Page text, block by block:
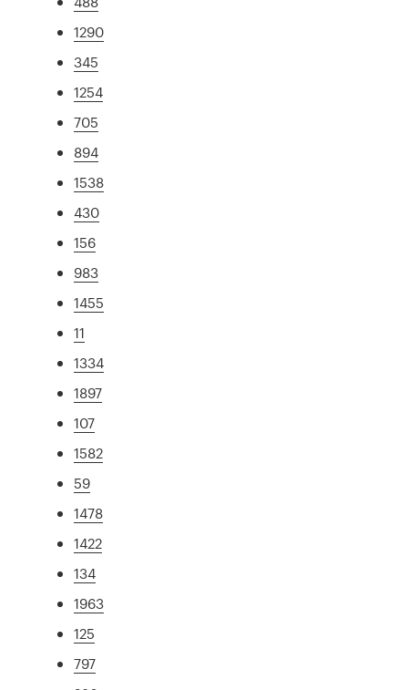
1290
345
1254
705
894
1538
430
156
983
1455
11
1334
1897
107
1582
59
1478
1422
134
1963
125
797